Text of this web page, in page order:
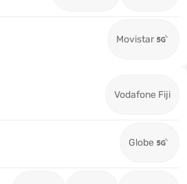
Movistar
Vodafone Fiji
Globe